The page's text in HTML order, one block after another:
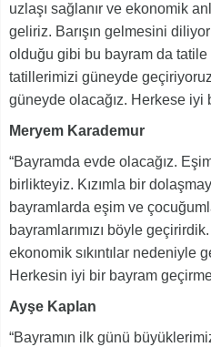
uzlaşı sağlanır ve ekonomik
geliriz. Barışın gelmesini
olduğu gibi bu bayram da tatile
tatillerimizi güneyde
güneyde olacağız. Herkese iyi
Meryem Karademur
“Bayramda evde olacağız.
birlikteyiz. Kızımla bir
bayramlarda eşim ve
bayramlarımızı böyle
ekonomik sıkıntılar nedeniyle
Herkesin iyi bir bayram
Ayşe Kaplan
“Bayramın ilk günü